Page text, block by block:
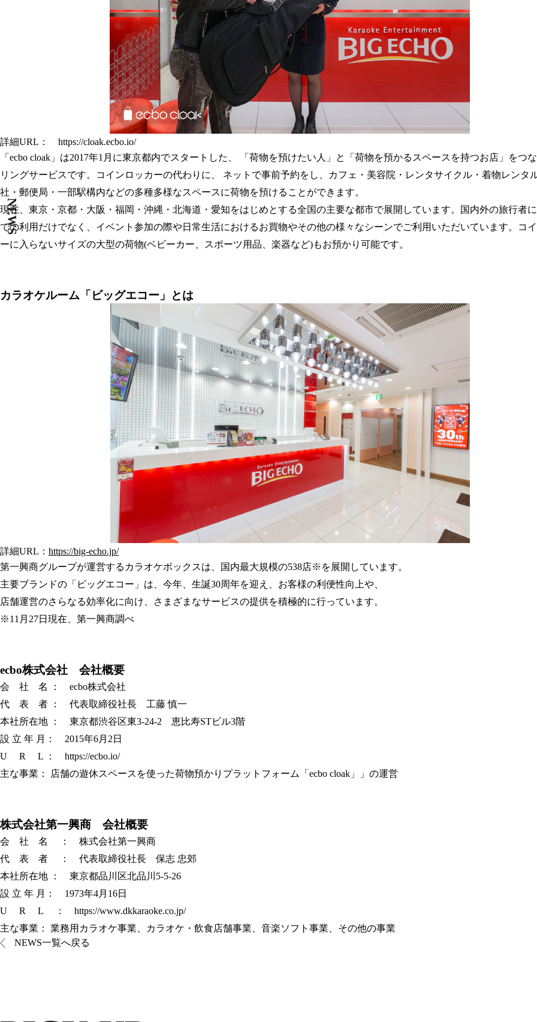
NEWS
詳細URL： https://cloak.ecbo.io/
「ecbo cloak」は2017年1月に東京都内でスタートした、 「荷物を預けたい人」と「荷物を預かるスペースを持つお店」をつ
リングサービスです。コインロッカーの代わりに、 ネットで事前予約をし、カフェ・美容院・レンタサイクル・着物レンタ
社・郵便局・一部駅構内などの多種多様なスペースに荷物を預けることができます。
現在、東京・京都・大阪・福岡・沖縄・北海道・愛知をはじめとする全国の主要な都市で展開しています。国内外の旅行者
での利用だけでなく、イベント参加の際や日常生活におけるお買物やその他の様々なシーンでご利用いただいています。コ
ーに入らないサイズの大型の荷物(ベビーカー、スポーツ用品、楽器など)もお預かり可能です。
カラオケルーム「ビッグエコー」とは
詳細URL： https://big-echo.jp/
第一興商グループが運営するカラオケボックスは、国内最大規模の538店※を展開しています。
主要ブランドの「ビッグエコー」は、今年、生誕30周年を迎え、お客様の利便性向上や、
店舗運営のさらなる効率化に向け、さまざまなサービスの提供を積極的に行っています。
※11月27日現在、第一興商調べ
ecbo株式会社 会社概要
会 社 名 ： ecbo株式会社
代 表 者 ： 代表取締役社長 工藤 慎一
本社所在地 ： 東京都渋谷区東3-24-2 恵比寿STビル3階
設 立 年 月： 2015年6月2日
U R L ： https://ecbo.io/
主な事業： 店舗の遊休スペースを使った荷物預かりプラットフォーム「ecbo cloak」」の運営
株式会社第一興商 会社概要
会 社 名 ： 株式会社第一興商
代 表 者 ： 代表取締役社長 保志 忠郊
本社所在地 ： 東京都品川区北品川5-5-26
設 立 年 月： 1973年4月16日
U R L ： https://www.dkkaraoke.co.jp/
主な事業： 業務用カラオケ事業、カラオケ・飲食店舗事業、音楽ソフト事業、その他の事業
NEWS一覧へ戻る